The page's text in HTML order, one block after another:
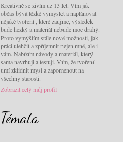
Kreativně se živím už 13 let. Vím jak
občas bývá těžké vymyslet a naplánovat
nějaké tvoření , které zaujme, výsledek
bude hezký a materiál nebude moc drahý.
Proto vymýšlím stále nové možnosti, jak
práci ulehčit a zpříjemnit nejen mně, ale i
vám. Nabízím návody a materiál, který
sama navrhuji a testuji. Vím, že tvoření
umí zklidnit mysl a zapomenout na
všechny starosti.
Zobrazit celý můj profil
Témata